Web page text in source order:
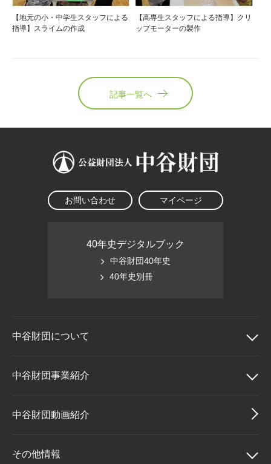
【地元の小・中学生スタッフによる
指導】スライムの作成
【高専生スタッフによる指導】クリ
ップモーターの製作
記事一覧へ
お問い合わせ マイページ
40年史デジタルブック
中谷財団40年史
40年史別冊
中谷財団について
中谷財団について
理事長挨拶
設立趣意書
中谷財団事業紹介
中谷財団事業紹介
中谷賞
中谷財団動画紹介
その他情報